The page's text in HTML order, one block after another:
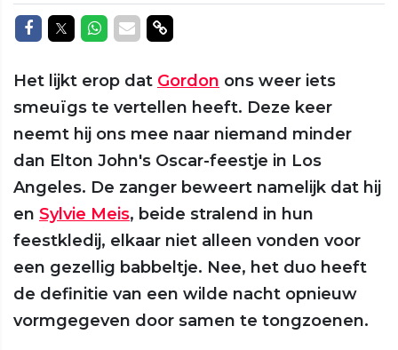
Delen op Facebook
Delen op Twitter
Delen op Whatsapp
Delen via Mail
Delen via link
Het lijkt erop dat Gordon ons weer iets
smeuïgs te vertellen heeft. Deze keer
neemt hij ons mee naar niemand minder
dan Elton John's Oscar-feestje in Los
Angeles. De zanger beweert namelijk dat hij
en Sylvie Meis, beide stralend in hun
feestkledij, elkaar niet alleen vonden voor
een gezellig babbeltje. Nee, het duo heeft
de definitie van een wilde nacht opnieuw
vormgegeven door samen te tongzoenen.